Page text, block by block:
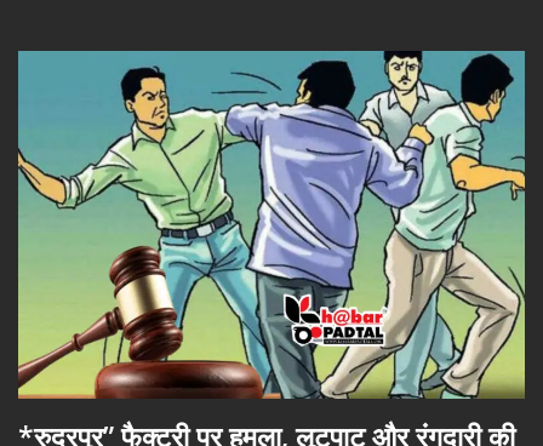
*रुद्रपुर” फैक्ट्री पर हमला, लूटपाट और रंगदारी की